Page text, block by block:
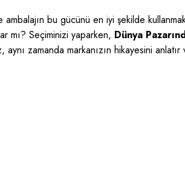
bu gücünü en iyi şekilde
mı? Seçiminizi yaparken, Dünya
zamanda markanızın hikayesini